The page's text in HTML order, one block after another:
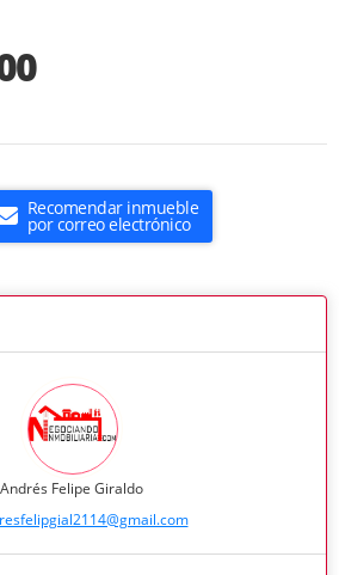
Recomendar inmueble
por correo electrónico
Andrés Felipe Giraldo